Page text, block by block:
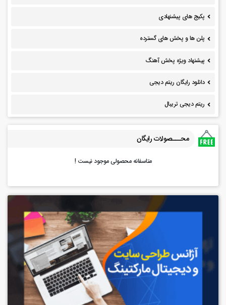
پکیج های پیشنهادی
پلن ها و پخش های گسترده
پیشنهاد ویژه پخش آهنگ
دانلود رایگان ریتم دیجی
ریتم دیجی تریبال
محـــصولات رایگان
متاسفانه محصولی موجود نیست !